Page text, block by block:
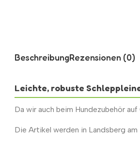
BeschreibungRezensionen (0)
Leichte, robuste
Da wir auch beim Hundezubehör
Die Artikel werden in Landsberg